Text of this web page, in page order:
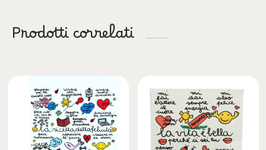
Prodotti correlati